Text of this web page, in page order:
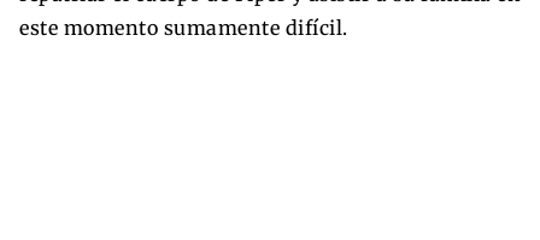
este momento sumamente difícil.